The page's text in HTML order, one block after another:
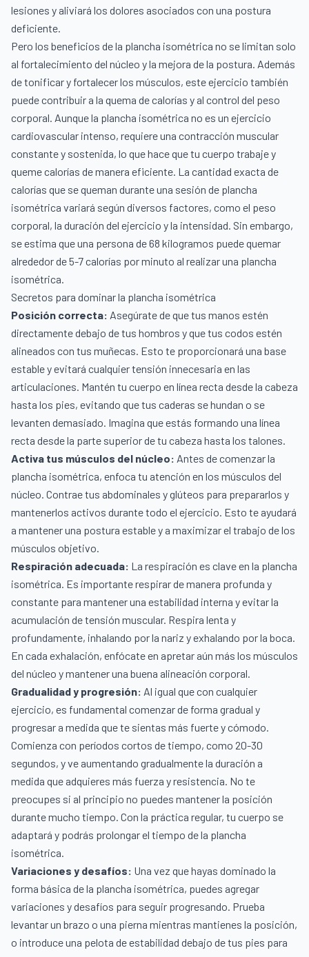
lesiones y aliviará los dolores asociados con una postura
deficiente.
Pero los beneficios de la plancha isométrica no se limitan solo
al fortalecimiento del núcleo y la mejora de la postura. Además
de tonificar y fortalecer los músculos, este ejercicio también
puede contribuir a la quema de calorías y al control del peso
corporal. Aunque la plancha isométrica no es un ejercicio
cardiovascular intenso, requiere una contracción muscular
constante y sostenida, lo que hace que tu cuerpo trabaje y
queme calorías de manera eficiente. La cantidad exacta de
calorías que se queman durante una sesión de plancha
isométrica variará según diversos factores, como el peso
corporal, la duración del ejercicio y la intensidad. Sin embargo,
se estima que una persona de 68 kilogramos puede quemar
alrededor de 5-7 calorías por minuto al realizar una plancha
isométrica.
Secretos para dominar la plancha isométrica
Posición correcta: Asegúrate de que tus manos estén
directamente debajo de tus hombros y que tus codos estén
alineados con tus muñecas. Esto te proporcionará una base
estable y evitará cualquier tensión innecesaria en las
articulaciones. Mantén tu cuerpo en línea recta desde la cabeza
hasta los pies, evitando que tus caderas se hundan o se
levanten demasiado. Imagina que estás formando una línea
recta desde la parte superior de tu cabeza hasta los talones.
Activa tus músculos del núcleo: Antes de comenzar la
plancha isométrica, enfoca tu atención en los músculos del
núcleo. Contrae tus abdominales y glúteos para prepararlos y
mantenerlos activos durante todo el ejercicio. Esto te ayudará
a mantener una postura estable y a maximizar el trabajo de los
músculos objetivo.
Respiración adecuada: La respiración es clave en la plancha
isométrica. Es importante respirar de manera profunda y
constante para mantener una estabilidad interna y evitar la
acumulación de tensión muscular. Respira lenta y
profundamente, inhalando por la nariz y exhalando por la boca.
En cada exhalación, enfócate en apretar aún más los músculos
del núcleo y mantener una buena alineación corporal.
Gradualidad y progresión: Al igual que con cualquier
ejercicio, es fundamental comenzar de forma gradual y
progresar a medida que te sientas más fuerte y cómodo.
Comienza con períodos cortos de tiempo, como 20-30
segundos, y ve aumentando gradualmente la duración a
medida que adquieres más fuerza y resistencia. No te
preocupes si al principio no puedes mantener la posición
durante mucho tiempo. Con la práctica regular, tu cuerpo se
adaptará y podrás prolongar el tiempo de la plancha
isométrica.
Variaciones y desafíos: Una vez que hayas dominado la
forma básica de la plancha isométrica, puedes agregar
variaciones y desafíos para seguir progresando. Prueba
levantar un brazo o una pierna mientras mantienes la posición,
o introduce una pelota de estabilidad debajo de tus pies para